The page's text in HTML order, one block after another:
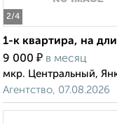
2/4
1-к квартира, на
9 000 ₽ в месяц
мкр. Центральный,
Агентство, 07.08.2026